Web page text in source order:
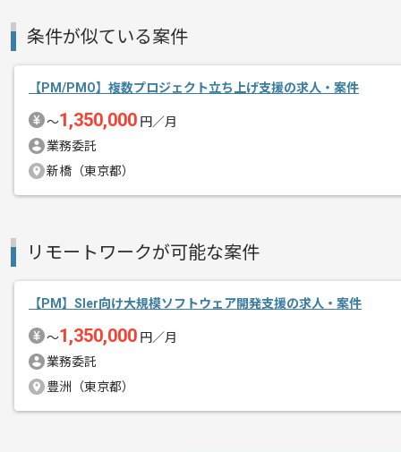
その他募集要項
商談回数
作業開始日
2024/11/05
複数案件を保有している企業ですので、
新しいアイディアや技術を積極的に導入
スキルアップされたい方、長期的に参
条件が似ている案件
【PM/PMO】複数プロジェクト立ち上げ支援の求人・案件
〜1,350,000 円／月
業務委託
新橋（東京都）
リモートワークが可能な案件
【PM】Sler向け大規模ソフトウェア開発支援の求人・案件
〜1,350,000 円／月
業務委託
豊洲（東京都）